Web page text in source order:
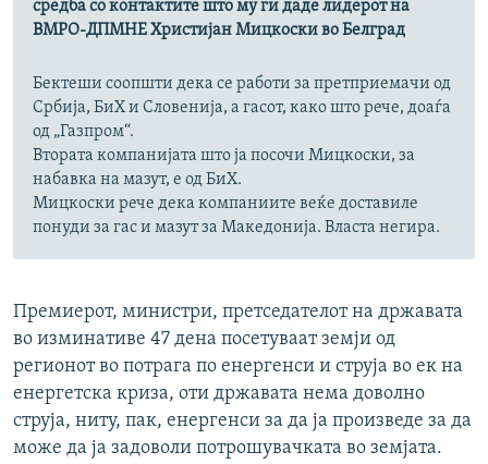
средба со контактите што му ги даде лидерот на
ВМРО-ДПМНЕ Христијан Мицкоски во Белград
Бектеши соопшти дека се работи за претприемачи од
Србија, БиХ и Словенија, а гасот, како што рече, доаѓа
од „Газпром“.
Втората компанијата што ја посочи Мицкоски, за
набавка на мазут, е од БиХ.
Мицкоски рече дека компаниите веќе доставиле
понуди за гас и мазут за Македонија. Власта негира.
Премиерот, министри, претседателот на државата
во изминативе 47 дена посетуваат земји од
регионот во потрага по енергенси и струја во ек на
енергетска криза, оти државата нема доволно
струја, ниту, пак, енергенси за да ја произведе за да
може да ја задоволи потрошувачката во земјата.